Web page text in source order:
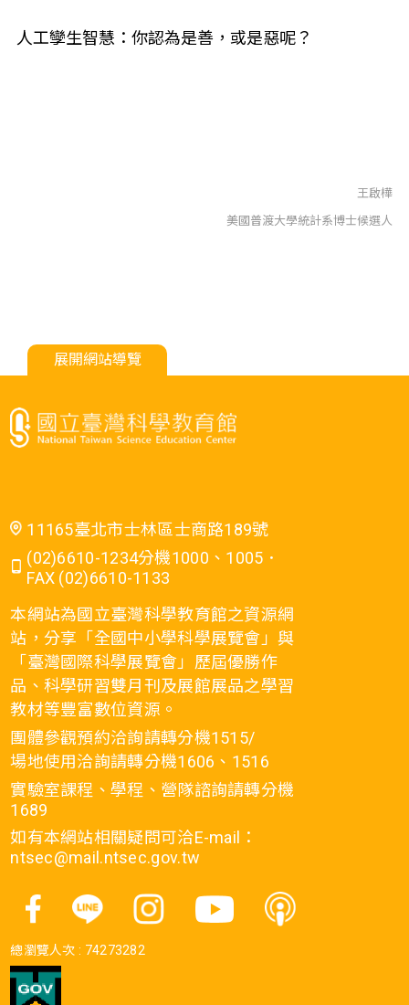
人工孿生智慧：你認為是善，或是惡呢？
王啟樺
美國普渡大學統計系博士候選人
展開網站導覽
11165臺北市士林區士商路189號
(02)6610-1234分機1000、1005．
FAX (02)6610-1133
本網站為國立臺灣科學教育館之資源網
站，分享「全國中小學科學展覽會」與
「臺灣國際科學展覽會」歷屆優勝作
品、科學研習雙月刊及展館展品之學習
教材等豐富數位資源。
團體參觀預約洽詢請轉分機1515/
場地使用洽詢請轉分機1606、1516
實驗室課程、學程、營隊諮詢請轉分機
1689
如有本網站相關疑問可洽E-mail：
ntsec@mail.ntsec.gov.tw
總瀏覽人次 : 74273282